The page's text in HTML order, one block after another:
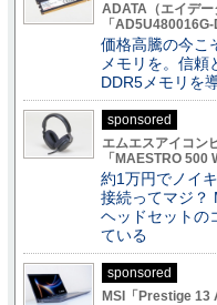
ADATA（エイデー
「AD5U480016G-
価格高騰の今こ
メモリを。信頼
DDR5メモリを
sponsored
エムエスアイコン
「MAESTRO 500
約1万円でノイ
接続ってマジ？
ヘッドセットの
ている
sponsored
MSI「Prestige 13